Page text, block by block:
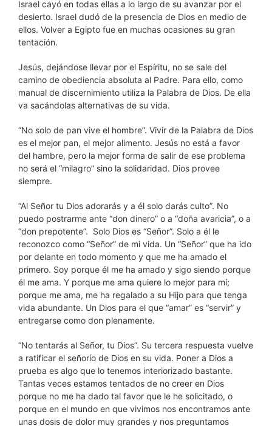
Israel cayó en todas ellas a lo largo de su avanzar por el
desierto. Israel dudó de la presencia de Dios en medio de
ellos. Volver a Egipto fue en muchas ocasiones su gran
tentación.
Jesús, dejándose llevar por el Espíritu, no se sale del
camino de obediencia absoluta al Padre. Para ello, como
manual de discernimiento utiliza la Palabra de Dios. De ella
va sacándolas alternativas de su vida.
“No solo de pan vive el hombre”. Vivir de la Palabra de Dios
es el mejor pan, el mejor alimento. Jesús no está a favor
del hambre, pero la mejor forma de salir de ese problema
no será el “milagro” sino la solidaridad. Dios provee
siempre.
“Al Señor tu Dios adorarás y a él solo darás culto”. No
puedo postrarme ante “don dinero” o a “doña avaricia”, o a
“don prepotente”. Solo Dios es “Señor”. Solo a él le
reconozco como “Señor” de mi vida. Un “Señor” que ha ido
por delante en todo momento y que me ha amado el
primero. Soy porque él me ha amado y sigo siendo porque
él me ama. Y porque me ama quiere lo mejor para mí;
porque me ama, me ha regalado a su Hijo para que tenga
vida abundante. Un Dios para el que “amar” es “servir” y
entregarse como don plenamente.
“No tentarás al Señor, tu Dios”. Su tercera respuesta vuelve
a ratificar el señorío de Dios en su vida. Poner a Dios a
prueba es algo que lo tenemos interiorizado bastante.
Tantas veces estamos tentados de no creer en Dios
porque no me ha dado tal favor que le he solicitado, o
porque en el mundo en que vivimos nos encontramos ante
unas dosis de dolor muy grandes y nos preguntamos